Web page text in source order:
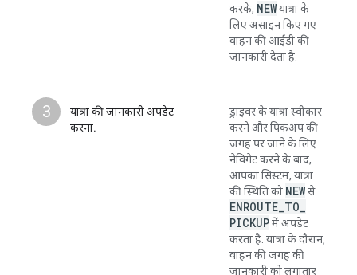
करके, NEWयात्रा के
लिए असाइन किए गए
वाहन की आईडी की
जानकारी देता है.
3
यात्रा की जानकारी अपडेट
करना.
ड्राइवर के यात्रा स्वीकार
करने और पिकअप की
जगह पर जाने के लिए
नेविगेट करने के बाद,
आपका सिस्टम, यात्रा
की स्थिति को NEWसे
ENROUTE TO
PICKUPमें अपडेट
करता है. यात्रा के दौरान,
वाहन की जगह की
जानकारी को लगातार